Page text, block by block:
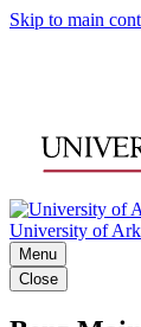
Skip to main
University of
Menu
Close